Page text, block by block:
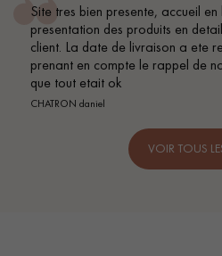
Conseil parfait, échanges fluides.
BEILE FRANCK
VOIR TOUS